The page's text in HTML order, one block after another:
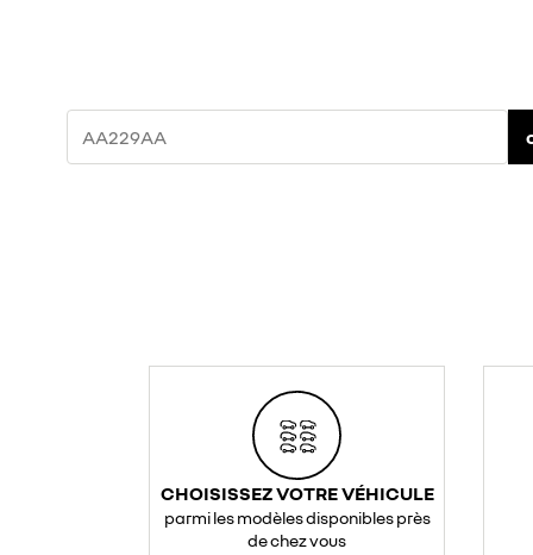
CHOISISSEZ VOTRE VÉHICULE
parmi les modèles disponibles près
de chez vous